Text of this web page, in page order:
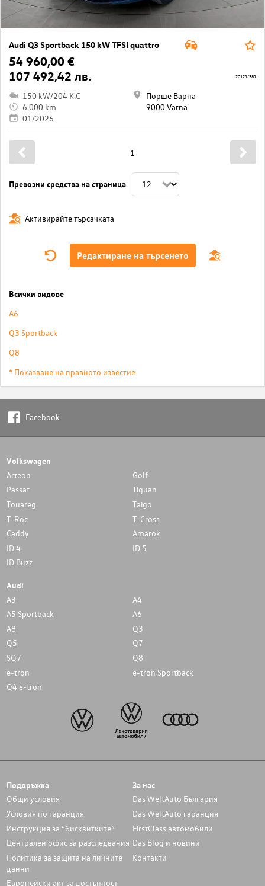
Audi Q3 Sportback 150 kW TFSI quattro
54 960,00 €
107 492,42 лв.
150 kW/204 K.C
6 000 km
01/2026
Порше Варна
9000 Varna
20121/381
Превозни средства на страница
1
Активирайте търсачката
Редактиране на търсенето
Всички видове
A6
Q3 Sportback
Q8
* Показване на правното известие
Facebook
Volkswagen
Arteon
Golf
Passat
Tiguan
Touareg
Taigo
T-Roc
T-Cross
Caddy
Amarok
ID.4
ID.5
ID.Buzz
Audi
A3
A4
A5 Sportback
A6
A8
Q3
Q5
Q7
SQ7
Q8
e-tron
e-tron Sportback
Q4 e-tron
Поддръжка
Общи условия
Условия по гаранция
Инструкция за “бисквитките”
Централен офис за разследвания
Политика за защита на личните
данни
Европейски акт за достъпност
За нас
Das WeltAuto България
Das WeltAuto гаранция
FirstClass автомобили
Das Blog и новини
Контакти